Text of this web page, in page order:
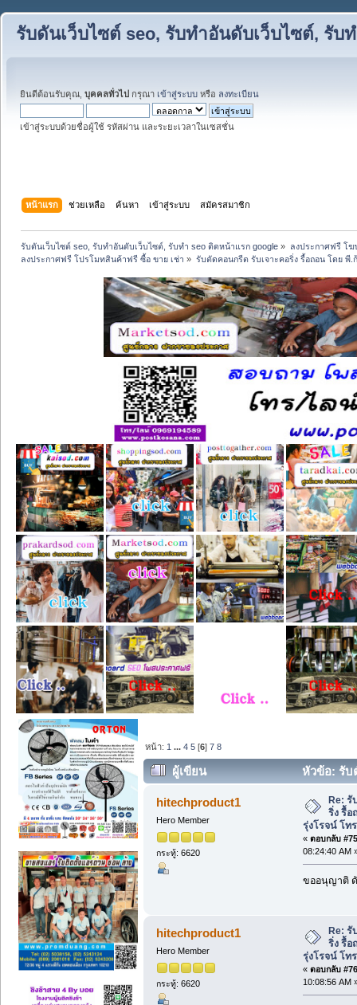
รับดันเว็บไซต์ seo, รับทำอันดับเว็บไซต์, รับ
ยินดีต้อนรับคุณ, บุคคลทั่วไป กรุณา เข้าสู่ระบบ หรือ ลงทะเบียน
เข้าสู่ระบบด้วยชื่อผู้ใช้ รหัสผ่าน และระยะเวลาในเซสชั่น
หน้าแรก ช่วยเหลือ ค้นหา เข้าสู่ระบบ สมัครสมาชิก
รับดันเว็บไซต์ seo, รับทำอันดับเว็บไซต์, รับทำ seo ติดหน้าแรก google » ลงประกาศฟรี โ
ลงประกาศฟรี โปรโมทสินค้าฟรี ซื้อ ขาย เช่า » รับตัดคอนกรีต รับเจาะคอริ่ง รื้อถอน โดย พี.
หน้า: 1 ...4 5 [6]7 8
ผู้เขียน
หัวข้อ: รับ
รุ่งโรจน์ โทร081-714-8273. (อ่าน 2223
hitechproduct1
Hero Member
กระทู้: 6620
Re: รั
ริ่ง รื้อ
รุ่งโรจน์ โท
« ตอบกลับ
08:24:40 AM
ขออนุญาติ
hitechproduct1
Hero Member
กระทู้: 6620
Re: รั
ริ่ง รื้อ
รุ่งโรจน์ โท
« ตอบกลับ
10:08:56 AM